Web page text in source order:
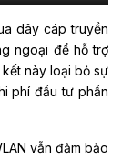
dây cáp truyền
ngoại để hỗ trợ
này loại bỏ sự
phí đầu tư phần
vẫn đảm bảo